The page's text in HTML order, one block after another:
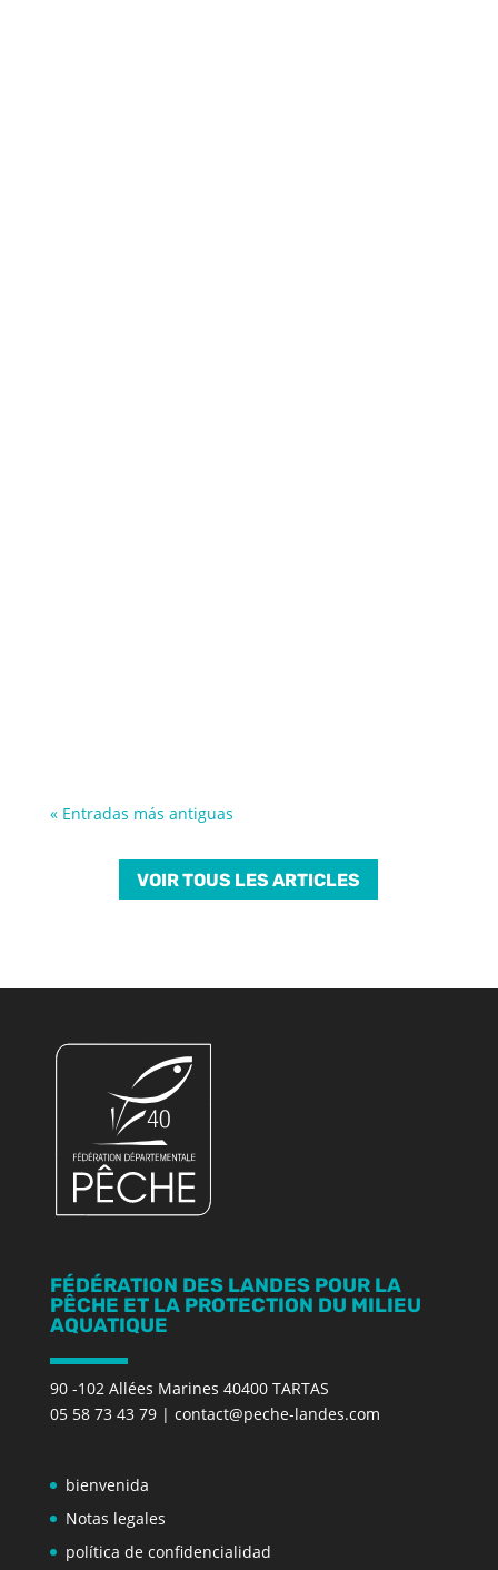
« Entradas más antiguas
VOIR TOUS LES ARTICLES
FÉDÉRATION DES LANDES POUR LA
PÊCHE ET LA PROTECTION DU MILIEU
AQUATIQUE
90 -102 Allées Marines 40400 TARTAS
05 58 73 43 79| contact@peche-landes.com
bienvenida
Notas legales
política de confidencialidad